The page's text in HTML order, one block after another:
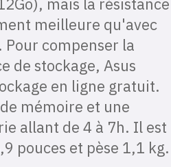
meilleure qu'avec
Pour compenser la
de stockage, Asus
en ligne gratuit.
de mémoire et une
allant de 4 à 7h. Il est
pouces et pèse 1,1 kg.